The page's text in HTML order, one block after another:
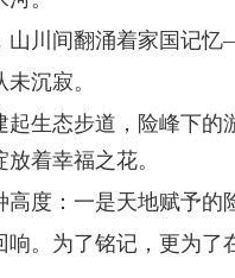
川间翻涌着家国记忆
沉寂。
态步道，险峰下的
着幸福之花。
：一是天地赋予的
为了铭记，更为了